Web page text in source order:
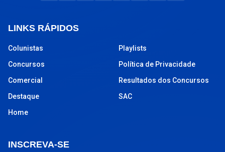
LINKS RÁPIDOS
Colunistas
Concursos
Comercial
Destaque
Home
Playlists
Política de Privacidade
Resultados dos Concursos
SAC
INSCREVA-SE